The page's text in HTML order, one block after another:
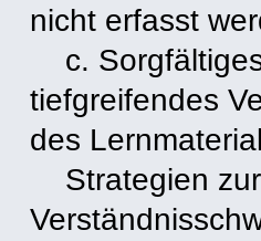
nicht erfasst
c.
tiefgreifendes
des
Strategien